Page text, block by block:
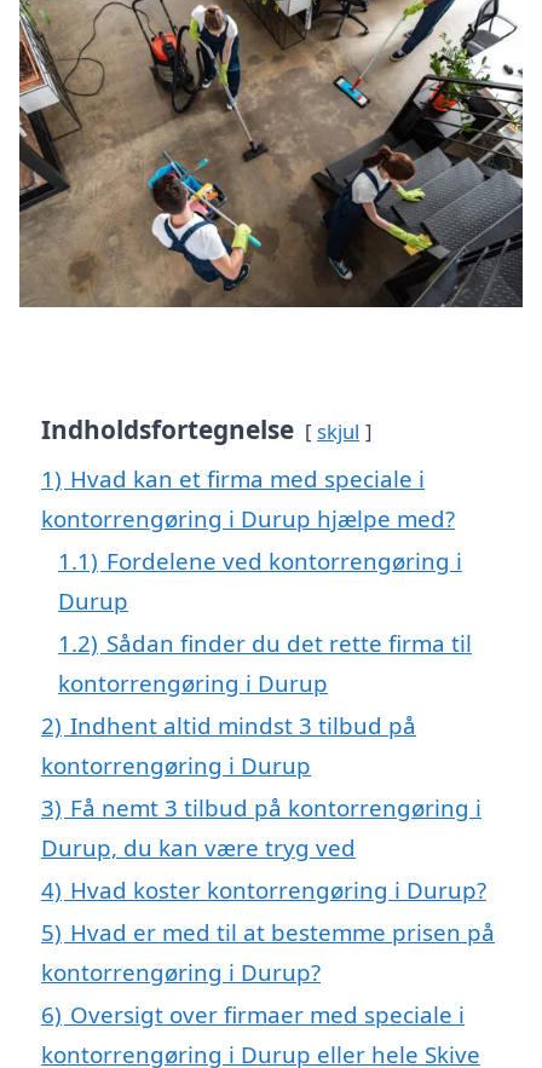
Indholdsfortegnelse skjul
1) Hvad kan et firma med speciale i
kontorrengøring i Durup hjælpe med?
1.1) Fordelene ved kontorrengøring i
Durup
1.2) Sådan finder du det rette firma til
kontorrengøring i Durup
2) Indhent altid mindst 3 tilbud på
kontorrengøring i Durup
3) Få nemt 3 tilbud på kontorrengøring i
Durup, du kan være tryg ved
4) Hvad koster kontorrengøring i Durup?
5) Hvad er med til at bestemme prisen på
kontorrengøring i Durup?
6) Oversigt over firmaer med speciale i
kontorrengøring i Durup eller hele Skive